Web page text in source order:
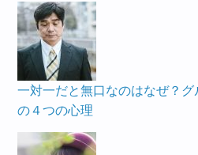
一対一だと無口なのはなぜ？
の４つの心理